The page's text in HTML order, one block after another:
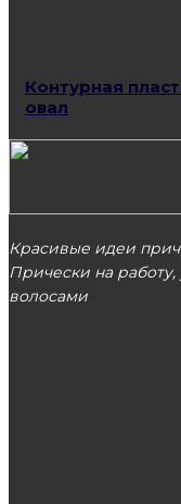
Контурная
овал
Красивые идеи
Прически на работу,
волосами